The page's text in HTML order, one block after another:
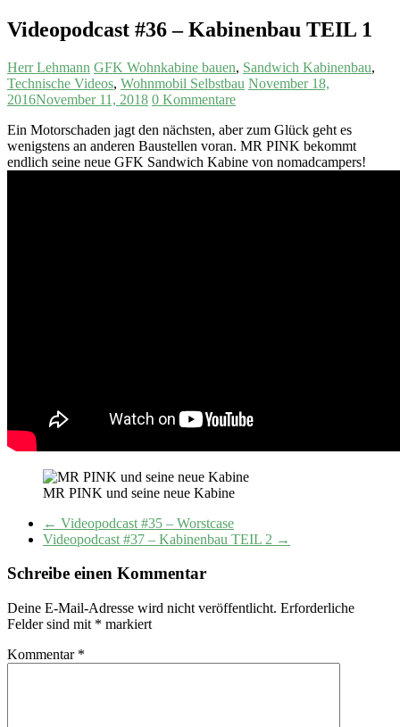
Videopodcast #36 – Kabinenbau TEIL 1
Herr Lehmann GFK Wohnkabine bauen, Sandwich Kabinenbau,
Technische Videos, Wohnmobil Selbstbau November 18,
2016November 11, 2018 0 Kommentare
Ein Motorschaden jagt den nächsten, aber zum Glück geht es
wenigstens an anderen Baustellen voran. MR PINK bekommt
endlich seine neue GFK Sandwich Kabine von nomadcampers!
MR PINK und seine neue Kabine
← Videopodcast #35 – Worstcase
Videopodcast #37 – Kabinenbau TEIL 2 →
Schreibe einen Kommentar
Deine E-Mail-Adresse wird nicht veröffentlicht. Erforderliche
Felder sind mit * markiert
Kommentar *